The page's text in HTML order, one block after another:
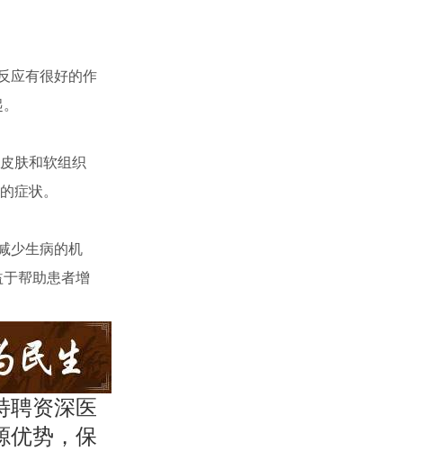
应有很好的作
肤和软组织
症状。
少生病的机
帮助患者增
聘资深医
优势，保